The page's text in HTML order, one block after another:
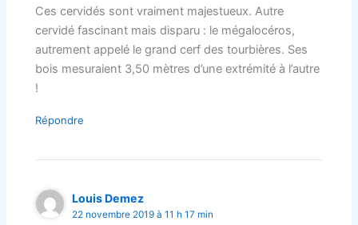
Ces cervidés sont vraiment majestueux. Autre
cervidé fascinant mais disparu : le mégalocéros,
autrement appelé le grand cerf des tourbières. Ses
bois mesuraient 3,50 mètres d’une extrémité à l’autre
!
Répondre
Louis Demez
22 novembre 2019 à 11 h 17 min